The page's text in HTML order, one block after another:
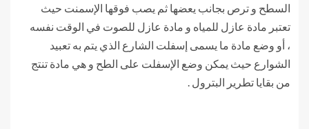
السطح و ترص بجانب يعضها ثم يصب فوقها الإسمنت حيث
تعتبر مادة عازل للمياه و مادة عازل للصوت في الوقت نفسه
، أو وضع مادة ما يسمى إسفلت الشارع الذي يتم به تعبيد
الشوارع حيث يمكن وضع الإسفلت على الطح و هي مادة تنتج
من بقايا تطرير البترول .